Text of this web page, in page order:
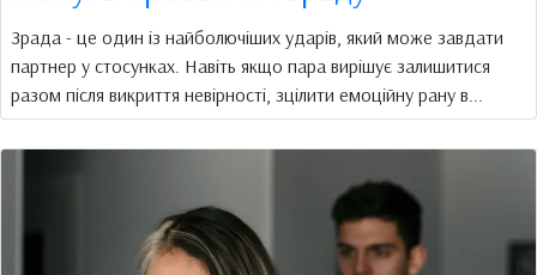
Зрада - це один із найболючіших ударів, який може завдати
партнер у стосунках. Навіть якщо пара вирішує залишитися
разом після викриття невірності, зцілити емоційну рану в...